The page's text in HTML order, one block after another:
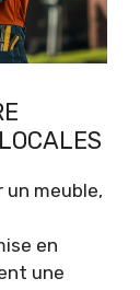
un meuble,
en
une